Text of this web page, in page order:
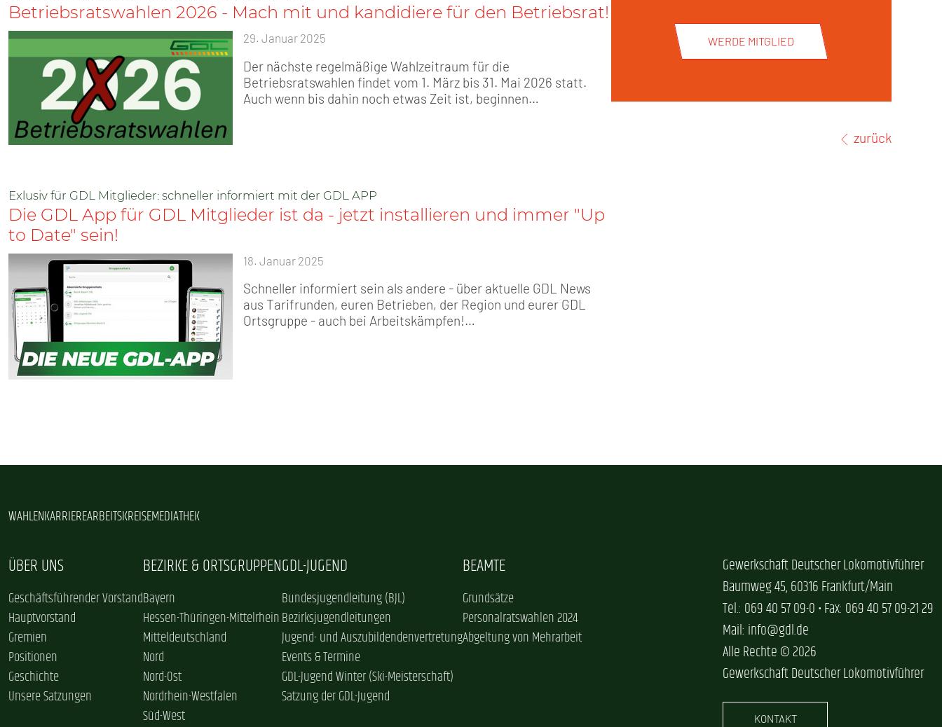
Betriebsratswahlen 2026 - Mach mit und kandidiere für den Betriebsrat!
29. Januar 2025
Der nächste regelmäßige Wahlzeitraum für die
Betriebsratswahlen findet vom 1. März bis 31. Mai 2026 statt.
Auch wenn bis dahin noch etwas Zeit ist, beginnen…
Exlusiv für GDL Mitglieder: schneller informiert mit der GDL APP
Die GDL App für GDL Mitglieder ist da - jetzt installieren und immer "Up
to Date" sein!
18. Januar 2025
Schneller informiert sein als andere - über aktuelle GDL News
aus Tarifrunden, euren Betrieben, der Region und eurer GDL
Ortsgruppe - auch bei Arbeitskämpfen!…
WERDE MITGLIED
zurück
WAHLENKARRIEREARBEITSKREISEMEDIATHEK
ÜBER UNS
Geschäftsführender Vorstand
Hauptvorstand
Gremien
Positionen
Geschichte
Unsere Satzungen
BEZIRKE & ORTSGRUPPEN
Bayern
Hessen-Thüringen-Mittelrhein
Mitteldeutschland
Nord
Nord-Ost
Nordrhein-Westfalen
Süd-West
GDL-JUGEND
Bundesjugendleitung (BJL)
Bezirksjugendleitungen
Jugend- und Auszubildendenvertretung
Events & Termine
GDL-Jugend Winter (Ski-Meisterschaft)
Satzung der GDL-Jugend
BEAMTE
Grundsätze
Personalratswahlen 2024
Abgeltung von Mehrarbeit
Gewerkschaft Deutscher Lokomotivführer
Baumweg 45, 60316 Frankfurt/Main
Tel.: 069 40 57 09-0 • Fax: 069 40 57 09-21 29
Mail: info@gdl.de
Alle Rechte © 2026
Gewerkschaft Deutscher Lokomotivführer
KONTAKT